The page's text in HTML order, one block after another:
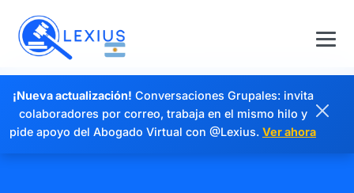
¡Nueva actualización! Conversaciones Grupales: invita
colaboradores por correo, trabaja en el mismo hilo y
pide apoyo del Abogado Virtual con @Lexius. Ver ahora